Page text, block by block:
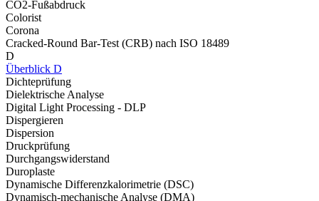
CO2-Fußabdruck
Colorist
Corona
Cracked-Round Bar-Test (CRB) nach ISO 18489
D
Überblick D
Dichteprüfung
Dielektrische Analyse
Digital Light Processing - DLP
Dispergieren
Dispersion
Druckprüfung
Durchgangswiderstand
Duroplaste
Dynamische Differenzkalorimetrie (DSC)
Dynamisch-mechanische Analyse (DMA)